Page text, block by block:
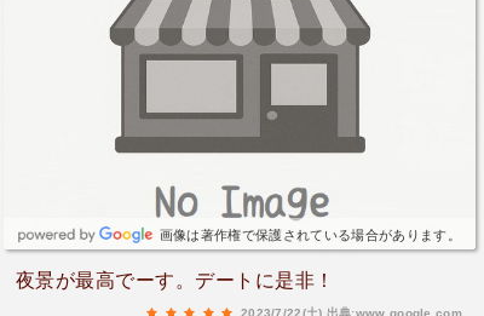
画像は著作権で保護されている場合があります。
夜景が最高でーす。デートに是非！
2023/7/22(土) 出典:www.google.com